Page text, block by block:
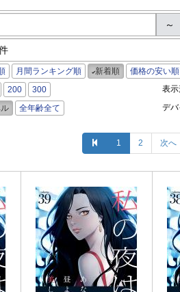
～
月間ランキング順 新着順 価格の安い順
200 300
表示
全年齢全て デバ
1 2 次